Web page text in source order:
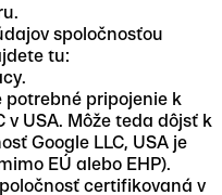
spoločnosťou
tu:
potrebné pripojenie k
v USA. Môže teda dôjsť k
Google LLC, USA je
EÚ alebo EHP).
certifikovaná v